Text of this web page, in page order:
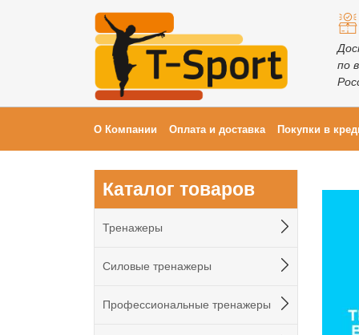
по
О Компании Оплата и доставка Покупки в
Каталог товаров
Тренажеры
Силовые тренажеры
Профессиональные тренажеры